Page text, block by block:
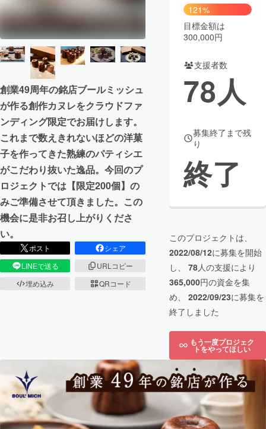
CAMPFIRE Creation
CAMPFIREふるさと納税machi-ya コミュニティ
創業49周年の銘店ブールミッシュ
が作る創作カヌレをクラウドファ
ンディング限定でお届けします。
これまで数えきれないほどの洋菓
子を作ってきた熟練のパティシエ
がこだわり抜いた逸品。今回のプ
ロジェクトでは【限定200個】の
みご準備させて頂きました。この
機会に是非お召し上がりくださ
い。
ポスト
シェア
LINEで送る
URLコピー
埋め込み
QRコード
121%
目標金額は
300,000円
支援者数
78人
募集終了まで残
り
終了
このプロジェクトは、
2022/08/12に募集を開始
し、 78人の支援により
365,000円の資金を集
め、 2022/09/23に募集を
終了しました
もう一度プロジェク
トをやってほしい